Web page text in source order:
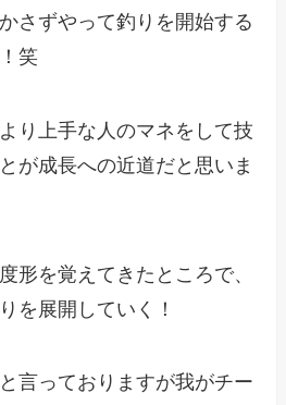
さずやって釣りを開始する
！笑
り上手な人のマネをして技
が成長への近道だと思いま
形を覚えてきたところで、
を展開していく！
言っておりますが我がチー